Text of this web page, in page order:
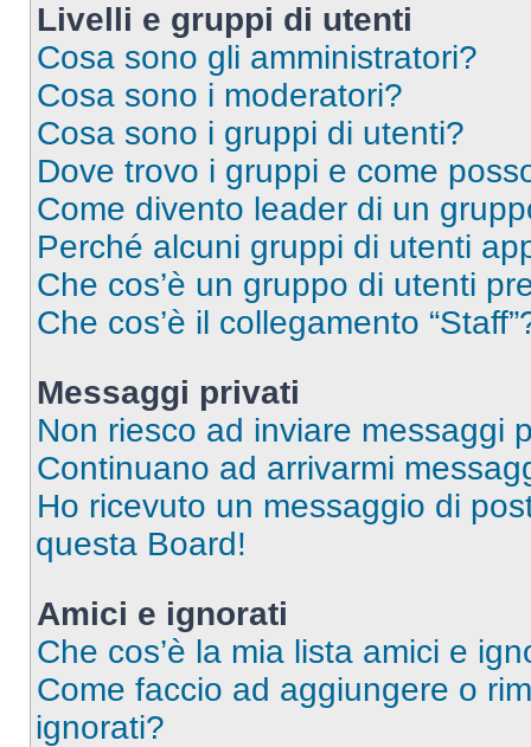
Livelli e gruppi di utenti
Cosa sono gli amministratori?
Cosa sono i moderatori?
Cosa sono i gruppi di utenti?
Dove trovo i gruppi e come
Come divento leader di un
Perché alcuni gruppi di utenti
Che cos’è un gruppo di utenti
Che cos’è il collegamento
Messaggi privati
Non riesco ad inviare messaggi
Continuano ad arrivarmi
Ho ricevuto un messaggio di
questa Board!
Amici e ignorati
Che cos’è la mia lista amici e
Come faccio ad aggiungere o
ignorati?